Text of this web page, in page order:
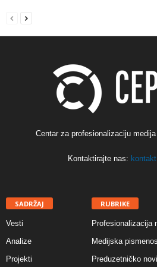
Centar za profesionalizaciju
Kontaktirajte nas:
SADRŽAJ
Vesti
Analize
Projekti
RUBRIKE
Profesionalizacija
Medijska
Preduzetničko